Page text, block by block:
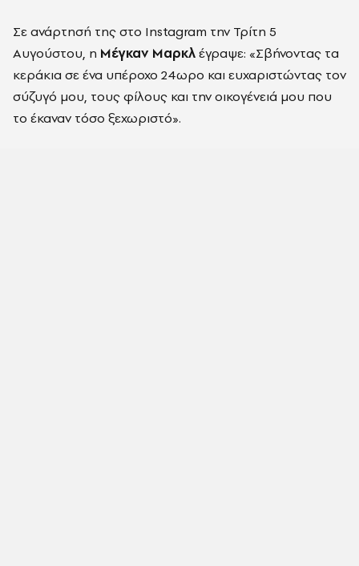
Σε ανάρτησή της στο Instagram την Τρίτη 5
Αυγούστου, η Μέγκαν Μαρκλέγραψε: «Σβήνοντας τα
κεράκια σε ένα υπέροχο 24ωρο και ευχαριστώντας τον
σύζυγό μου, τους φίλους και την οικογένειά μου που
το έκαναν τόσο ξεχωριστό».